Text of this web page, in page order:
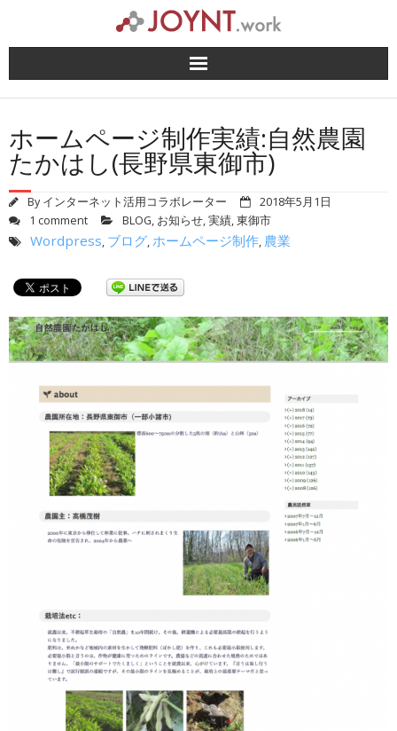
content
ホームページ制作実績:自然農園
たかはし(長野県東御市)
Byインターネット活用コラボレーター
2018年5月1日
1 comment
BLOG, お知らせ,実績,東御市
Wordpress, ブログ,ホームページ制作, 農業